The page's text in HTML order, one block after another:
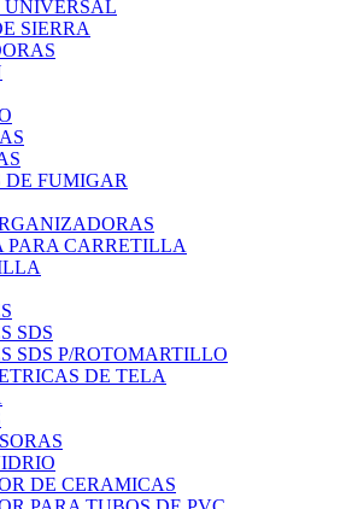
UNIVERSAL
SIERRA
DE FUMIGAR
PARA CARRETILLA
SDS
SDS P/ROTOMARTILLO
DE TELA
DE CERAMICAS